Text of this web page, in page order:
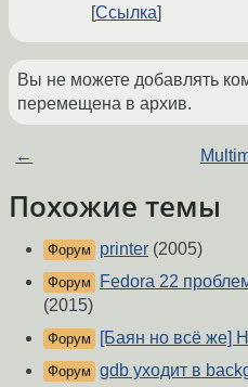
Ссылка
Вы не можете добавлять
перемещена в архив.
←
Похожие темы
Форум printer (2005)
Форум
Fedora 22
(2015)
Форум [Баян но всё же]
Форум gdb уходит в